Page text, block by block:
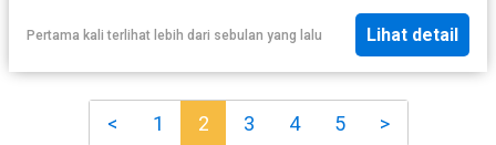
Pertama kali terlihat lebih dari sebulan yang lalu Lihat detail
< 1 2 3 4 5 >